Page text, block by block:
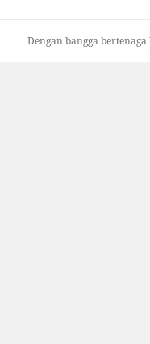
Dengan bangga bertenaga